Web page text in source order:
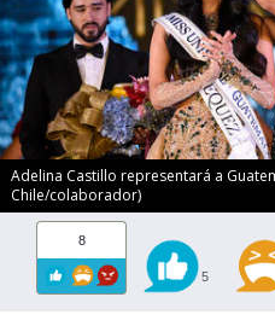
Adelina Castillo representará a
Chile/colaborador)
8
5